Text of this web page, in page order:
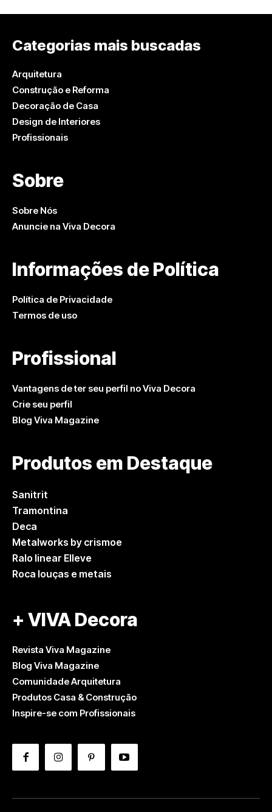
Categorias mais buscadas
Arquitetura
Construção e Reforma
Decoração de Casa
Design de Interiores
Profissionais
Sobre
Sobre Nós
Anuncie na Viva Decora
Informações de Política
Política de Privacidade
Termos de uso
Profissional
Vantagens de ter seu perfil no Viva Decora
Crie seu perfil
Blog Viva Magazine
Produtos em Destaque
Sanitrit
Tramontina
Deca
Metalworks by crismoe
Ralo linear Elleve
Roca louças e metais
+ VIVA Decora
Revista Viva Magazine
Blog Viva Magazine
Comunidade Arquitetura
Produtos Casa & Construção
Inspire-se com Profissionais